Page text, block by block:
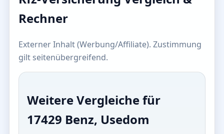
Rechner
Externer Inhalt (Werbung/Affiliate). Zustimmung
gilt seitenübergreifend.
Weitere Vergleiche für
17429 Benz, Usedom